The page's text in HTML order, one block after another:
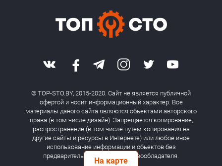
На карте
© TOP-STO.BY, 2015-2020. Сайт не является публичной
офертой и носит информационный характер. Все
материалы даного сайта являются обьектами авторского
права (в том числе дизайн). Запрещается копирование,
распространение (в том числе путем копирования на
другие сайты и ресурсы в Интернете) или любое иное
использование информации и обьектов без
предварительного согласия правообладателя.